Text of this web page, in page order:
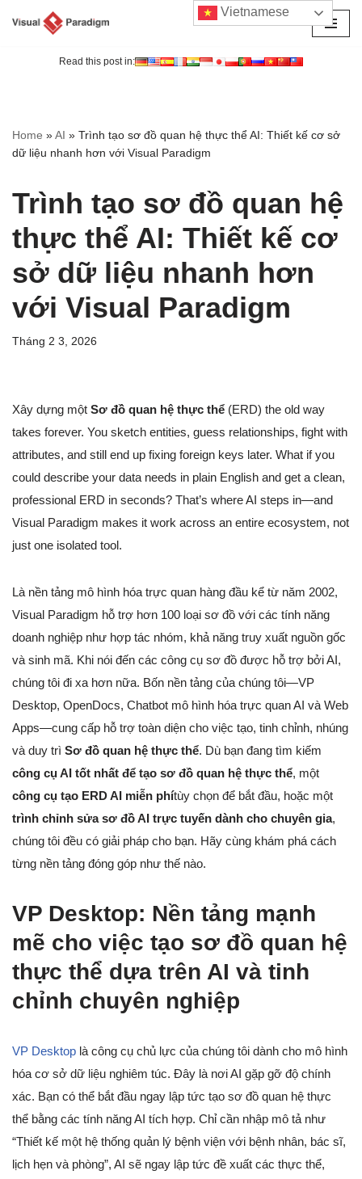
Read this post in:
Home »AI » Trình tạo sơ đồ quan hệ thực thể AI: Thiết kế cơ sở
dữ liệu nhanh hơn với Visual Paradigm
Trình tạo sơ đồ quan hệ
thực thể AI: Thiết kế cơ
sở dữ liệu nhanh hơn
với Visual Paradigm
Tháng 2 3, 2026
Xây dựng một Sơ đồ quan hệ thực thể (ERD) the old way
takes forever. You sketch entities, guess relationships, fight with
attributes, and still end up fixing foreign keys later. What if you
could describe your data needs in plain English and get a clean,
professional ERD in seconds? That’s where AI steps in—and
Visual Paradigm makes it work across an entire ecosystem, not
just one isolated tool.
Là nền tảng mô hình hóa trực quan hàng đầu kể từ năm 2002,
Visual Paradigm hỗ trợ hơn 100 loại sơ đồ với các tính năng
doanh nghiệp như hợp tác nhóm, khả năng truy xuất nguồn gốc
và sinh mã. Khi nói đến các công cụ sơ đồ được hỗ trợ bởi AI,
chúng tôi đi xa hơn nữa. Bốn nền tảng của chúng tôi—VP
Desktop, OpenDocs, Chatbot mô hình hóa trực quan AI và Web
Apps—cung cấp hỗ trợ toàn diện cho việc tạo, tinh chỉnh, nhúng
và duy trì Sơ đồ quan hệ thực thể. Dù bạn đang tìm kiếm
công cụ AI tốt nhất để tạo sơ đồ quan hệ thực thể, một
công cụ tạo ERD AI miễn phítùy chọn để bắt đầu, hoặc một
trình chỉnh sửa sơ đồ AI trực tuyến dành cho chuyên gia,
chúng tôi đều có giải pháp cho bạn. Hãy cùng khám phá cách
từng nền tảng đóng góp như thế nào.
VP Desktop: Nền tảng mạnh
mẽ cho việc tạo sơ đồ quan hệ
thực thể dựa trên AI và tinh
chỉnh chuyên nghiệp
VP Desktop là công cụ chủ lực của chúng tôi dành cho mô hình
hóa cơ sở dữ liệu nghiêm túc. Đây là nơi AI gặp gỡ độ chính
xác. Bạn có thể bắt đầu ngay lập tức tạo sơ đồ quan hệ thực
thể bằng các tính năng AI tích hợp. Chỉ cần nhập mô tả như
“Thiết kế một hệ thống quản lý bệnh viện với bệnh nhân, bác sĩ,
lịch hẹn và phòng”, AI sẽ ngay lập tức đề xuất các thực thể,
Vietnamese